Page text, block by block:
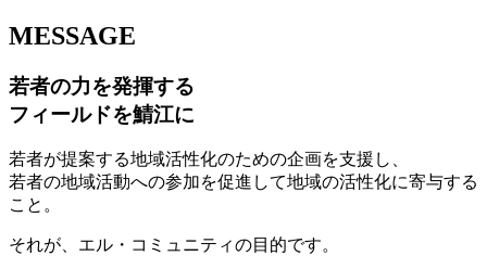
MESSAGE
若者の力を発揮する
フィールドを鯖江に
若者が提案する地域活性化のための企画を支援し、
若者の地域活動への参加を促進して地域の活性化に寄与する
こと。
それが、エル・コミュニティの目的です。